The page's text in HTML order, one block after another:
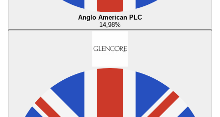
Anglo American PLC
14,98%